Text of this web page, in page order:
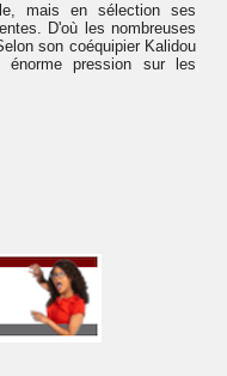
mais en sélection ses
D'où les nombreuses
son coéquipier Kalidou
énorme pression sur les